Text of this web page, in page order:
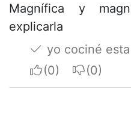
Magnífica y
explicarla
yo cociné
I apreciateI do not